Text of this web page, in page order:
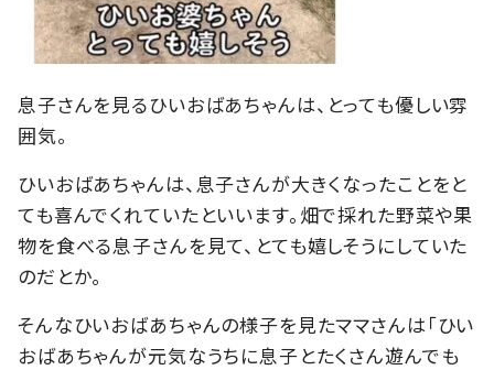
息子さんを見るひいおばあちゃんは、とっても優しい雰
囲気。
ひいおばあちゃんは、息子さんが大きくなったことをと
ても喜んでくれていたといいます。畑で採れた野菜や果
物を食べる息子さんを見て、とても嬉しそうにしていた
のだとか。
そんなひいおばあちゃんの様子を見たママさんは「ひい
おばあちゃんが元気なうちに息子とたくさん遊んでも